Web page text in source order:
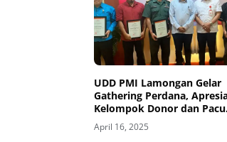
UDD PMI Lamongan Gelar
Gathering Perdana,
Kelompok Donor dan Pacu
Semangat Pelestarian Donor
Darah
April 16, 2025